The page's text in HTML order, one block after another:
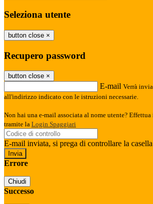
Seleziona utente
button close ×
Recupero password
button close ×
E-mail Verrà
all'indirizzo indicato con le istruzioni necessarie.
Non hai una e-mail associata al nome utente?
tramite la Login Spaggiari
E-mail inviata, si prega di controllare la
Errore
Chiudi
Successo